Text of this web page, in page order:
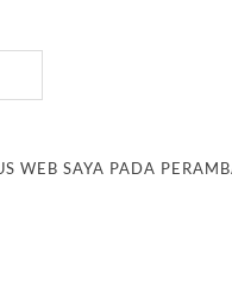
WEB SAYA PADA